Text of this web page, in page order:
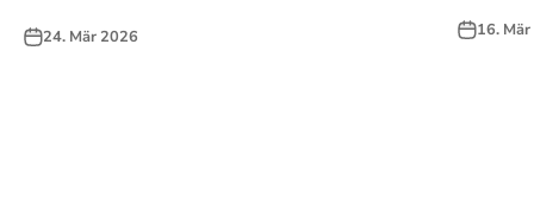
24. Mär 2026 16.